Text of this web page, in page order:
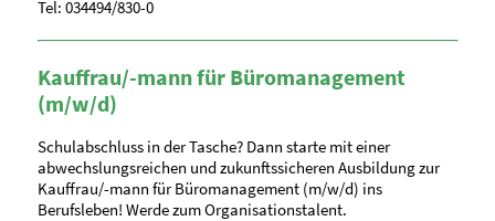
Tel: 034494/830-0
Kauffrau/-mann für Büromanagement
(m/w/d)
Schulabschluss in der Tasche? Dann starte mit einer
abwechslungsreichen und zukunftssicheren Ausbildung zur
Kauffrau/-mann für Büromanagement (m/w/d) ins
Berufsleben! Werde zum Organisationstalent.